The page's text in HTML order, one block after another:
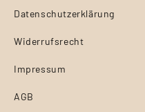
Datenschutzerklärung
Widerrufsrecht
Impressum
AGB